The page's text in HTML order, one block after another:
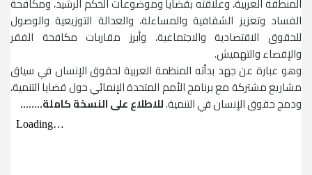
الفساد وتعزيز الشفافية والمساءلة، والعدالة التوزيعية والوصول
للحقوق الاقتصادية والاجتماعية، وأبرز مقاربات مكافحة الفقر
والإقصاء والتهميش.
وهو عبارة عن جهد بدأته المنظمة العربية لحقوق الإنسان في سياق
مشاريع مشتركة مع برنامج الأمم المتحدة الإنمائي حول قضايا التنمية،
ودمج حقوق الإنسان في التنمية.للاطلاع على النسخة كاملة……..